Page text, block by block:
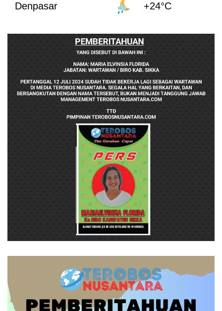
Denpasar
+24°C